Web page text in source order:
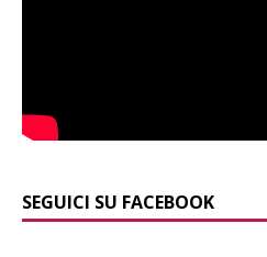
SEGUICI SU FACEBOOK